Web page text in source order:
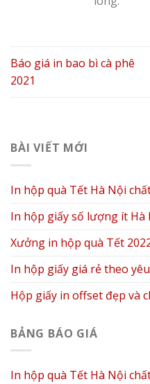
Báo giá in bao bì cà phê
2021
BÀI VIẾT MỚI
In hộp quà Tết Hà Nội
In hộp giấy số lượng ít Hà
Xưởng in hộp quà Tết
In hộp giấy giá rẻ theo
Hộp giấy in offset đẹp và
BẢNG BÁO GIÁ
In hộp quà Tết Hà Nội